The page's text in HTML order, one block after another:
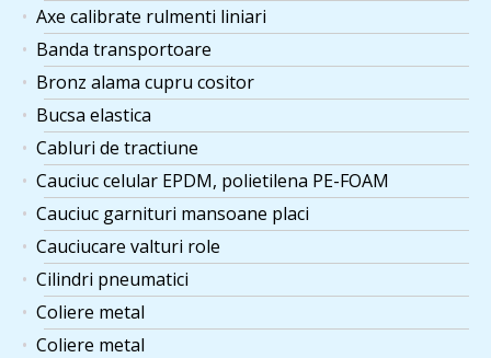
Axe calibrate rulmenti liniari
Banda transportoare
Bronz alama cupru cositor
Bucsa elastica
Cabluri de tractiune
Cauciuc celular EPDM, polietilena PE-FOAM
Cauciuc garnituri mansoane placi
Cauciucare valturi role
Cilindri pneumatici
Coliere metal
Coliere metal